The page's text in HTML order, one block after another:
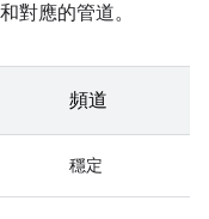
對應的管道。
頻道
穩定